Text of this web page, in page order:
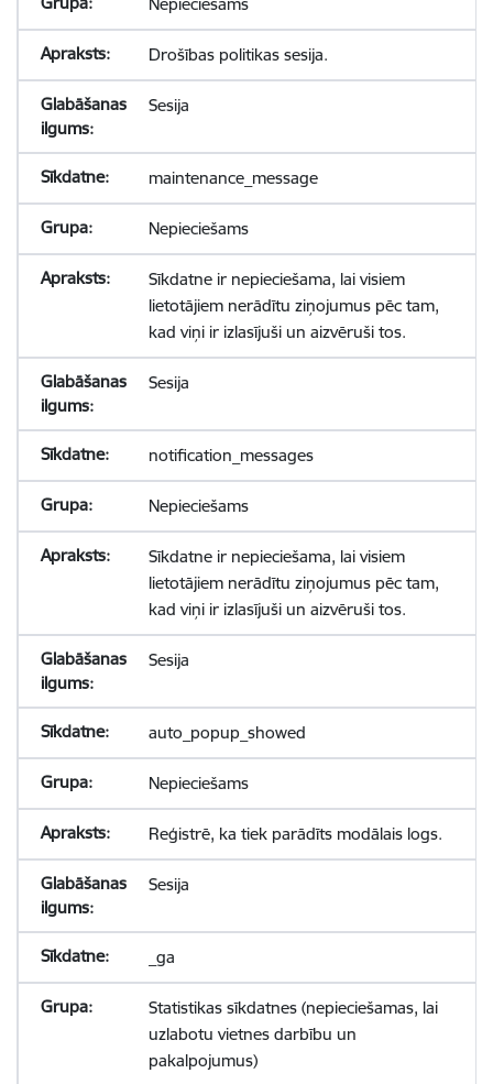
Drošības politikas sesija.
Sesija
maintenance_message
Nepieciešams
Sīkdatne ir nepieciešama, lai visiem
lietotājiem nerādītu ziņojumus pēc tam,
kad viņi ir izlasījuši un aizvēruši tos.
Sesija
notification_messages
Nepieciešams
Sīkdatne ir nepieciešama, lai visiem
lietotājiem nerādītu ziņojumus pēc tam,
kad viņi ir izlasījuši un aizvēruši tos.
Sesija
auto_popup_showed
Nepieciešams
Reģistrē, ka tiek parādīts modālais logs.
Sesija
_ga
Statistikas sīkdatnes (nepieciešamas, lai
uzlabotu vietnes darbību un
pakalpojumus)